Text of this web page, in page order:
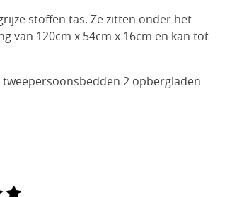
stoffen tas. Ze zitten onder het
van 120cm x 54cm x 16cm en kan tot
2 opbergladen